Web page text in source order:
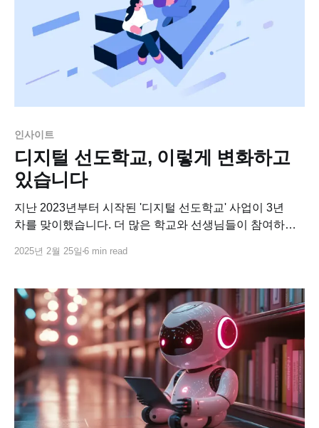
인사이트
디지털 선도학교, 이렇게 변화하고
있습니다
지난 2023년부터 시작된 '디지털 선도학교' 사업이 3년
차를 맞이했습니다. 더 많은 학교와 선생님들이 참여하는
변화와 앞으로의 방향성을 살펴보겠습니다.
2025년 2월 25일 6 min read